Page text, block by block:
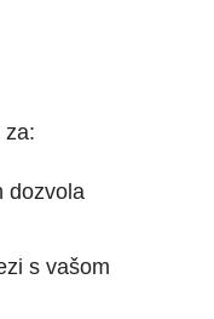
za:
dozvola
s vašom